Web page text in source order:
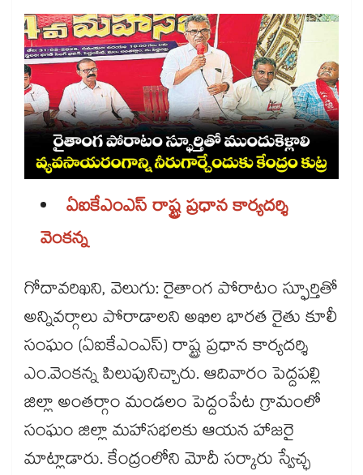
ఏఐకేఎంఎస్​ రాష్ట్ర ప్రధాన కార్యదర్శి
వెంకన్న
గోదావరిఖని, వెలుగు: రైతాంగ పోరాటం స్ఫూర్తితో
అన్నివర్గాలు పోరాడాలని అఖిల భారత రైతు కూలీ
సంఘం (ఏఐకేఎంఎస్) రాష్ట్ర ప్రధాన కార్యదర్శి
ఎం.వెంకన్న పిలుపునిచ్చారు. ఆదివారం పెద్దపల్లి
జిల్లా అంతర్గాం మండలం పెద్దంపేట గ్రామంలో
సంఘం జిల్లా మహాసభలకు ఆయన హాజరై
మాట్లాడారు. కేంద్రంలోని మోదీ సర్కారు స్వేచ్ఛ